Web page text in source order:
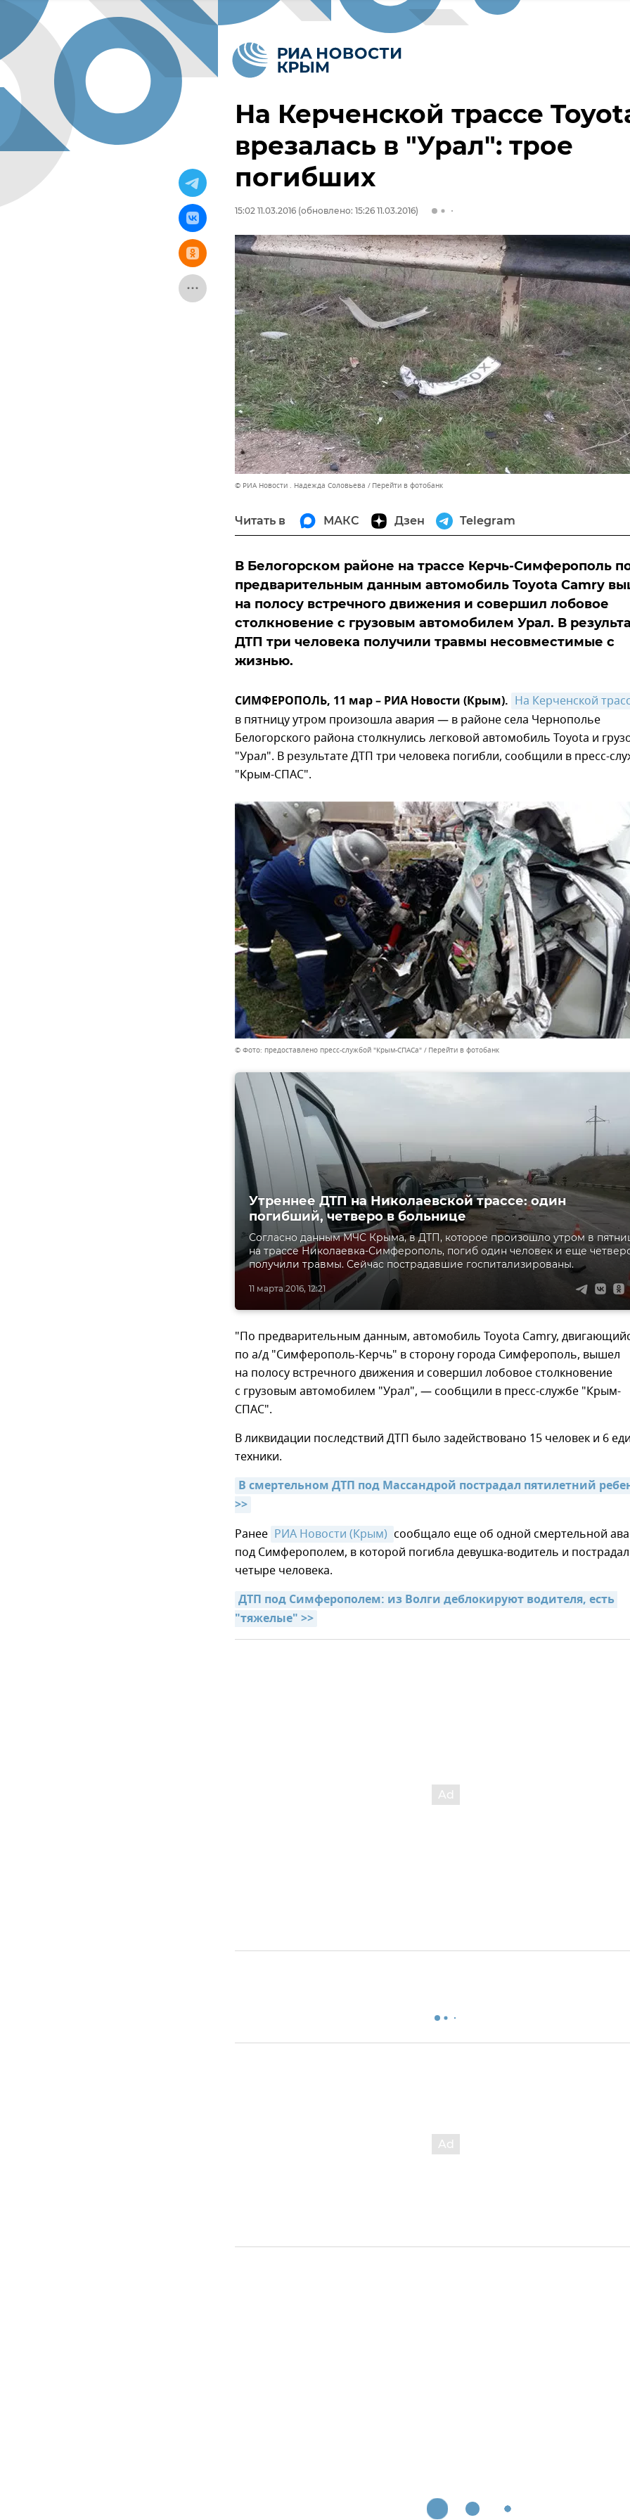
На Керченской трассе
врезалась в "Урал": трое
погибших
15:02 11.03.2016 (обновлено: 15:26 11.03.2016)
© РИА Новости . Надежда Соловьева Перейти в фотобанк
Читать в МАКС Дзен Telegram
В Белогорском районе на трассе Керчь-Симферополь
предварительным данным автомобиль Toyota Сamry
на полосу встречного движения и совершил лобовое
столкновение с грузовым автомобилем Урал. В
ДТП три человека получили травмы несовместимые с
жизнью.
СИМФЕРОПОЛЬ, 11 мар – РИА Новости (Крым). На Керченской
в пятницу утром произошла авария — в районе села Чернополье
Белогорского района столкнулись легковой автомобиль Toyota и
"Урал". В результате ДТП три человека погибли, сообщили в пресс-
"Крым-СПАС".
© Фото: предоставлено пресс-службой "Крым-СПАСа" Перейти в фотобанк
11 марта 2016, 12:21
Утреннее ДТП на Николаевской трассе: один
погибший, четверо в больнице
Согласно данным МЧС Крыма, в ДТП, которое произошло утром в
на трассе Николаевка-Симферополь, погиб один человек и еще
получили травмы. Сейчас пострадавшие госпитализированы.
"По предварительным данным, автомобиль Toyota Сamry,
по а/д "Симферополь-Керчь" в сторону города Симферополь, вышел
на полосу встречного движения и совершил лобовое столкновение
с грузовым автомобилем "Урал", — сообщили в пресс-службе "Крым-
СПАС".
В ликвидации последствий ДТП было задействовано 15 человек и 6
техники.
В смертельном ДТП под Массандрой пострадал пятилетний
>>
Ранее РИА Новости (Крым) сообщало еще об одной смертельной
под Симферополем, в которой погибла девушка-водитель и
четыре человека.
ДТП под Симферополем: из Волги деблокируют водителя, есть
"тяжелые" >>